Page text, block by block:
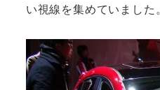
い視線を集めていました。